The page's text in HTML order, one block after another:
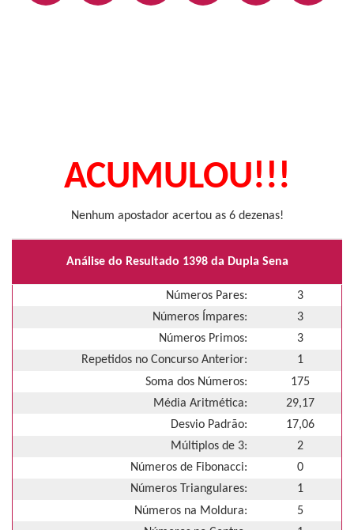
ACUMULOU!!!
Nenhum apostador acertou as 6 dezenas!
Análise do Resultado 1398 da Dupla Sena
Números Pares:
3
Números Ímpares:
3
Números Primos:
3
Repetidos no Concurso Anterior:
1
Soma dos Números:
175
Média Aritmética:
29,17
Desvio Padrão:
17,06
Múltiplos de 3:
2
Números de Fibonacci:
0
Números Triangulares:
1
Números na Moldura:
5